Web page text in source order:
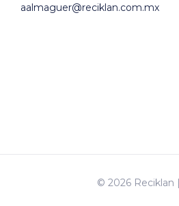
aalmaguer@reciklan.com.mx
© 2026 Reciklan